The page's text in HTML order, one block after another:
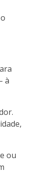
à
ou